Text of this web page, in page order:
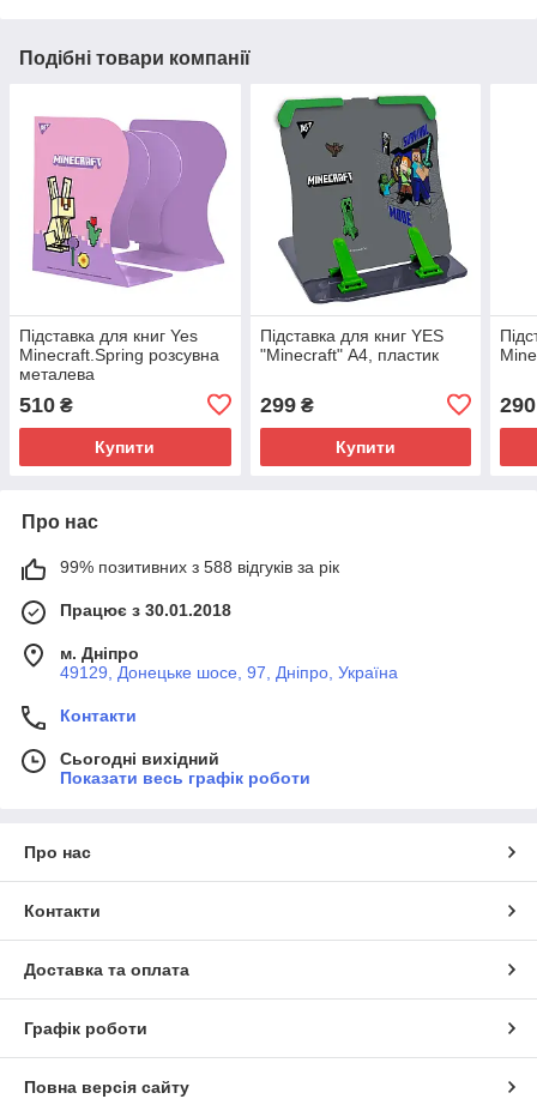
Подібні товари компанії
Підставка для книг Yes
Minecraft.Spring розсувна
металева
510 ₴
Купити
Підставка для книг YES
"Minecraft" А4, пластик
299₴
Купити
290
Про нас
99% позитивних з 588 відгуків за рік
Працює з 30.01.2018
м. Дніпро
49129, Донецьке шосе, 97, Дніпро, Україна
Контакти
Сьогодні вихідний
Показати весь графік роботи
Про нас
Контакти
Доставка та оплата
Графік роботи
Повна версія сайту